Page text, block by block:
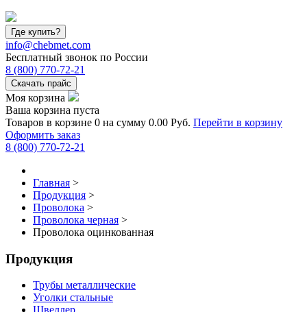
Где купить?
info@chebmet.com
Бесплатный звонок по России
8 (800) 770-72-21
Скачать прайс
Моя корзина
Ваша корзина пуста
Товаров в корзине 0 на сумму 0.00 Руб. Перейти в корзину
Оформить заказ
8 (800) 770-72-21
Главная >
Продукция >
Проволока >
Проволока черная >
Проволока оцинкованная
Продукция
Трубы металлические
Уголки стальные